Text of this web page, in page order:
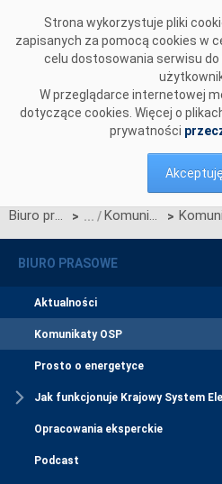
Strona wykorzystuje pliki
zapisanych za pomocą cookies w
celu dostosowania serwisu
W przeglądarce internetowej
dotyczące cookies. Więcej o
prywatności
Akceptuję
Biuro prasowe > Komunikaty OSP >
BIURO PRASOWE
Aktualności
Komunikaty OSP
Prosto o energetyce
Jak funkcjonuje Krajowy System
Opracowania eksperckie
Podcast